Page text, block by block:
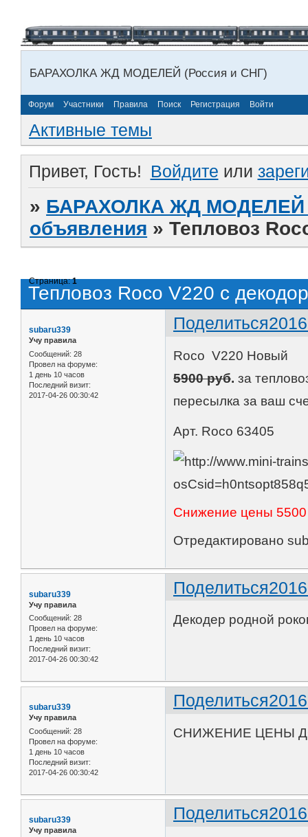
БАРАХОЛКА ЖД МОДЕЛЕЙ (Россия и СНГ)
Форум Участники Правила Поиск Регистрация Войти
Активные темы
Привет, Гость! Войдите или
» БАРАХОЛКА ЖД МОДЕЛЕЙ
объявления »Тепловоз
Тепловоз Roco V220 с
Страница:1
Поделиться
subaru339
Учу правила
Сообщений: 28
Провел на форуме:
1 день 10 часов
Последний визит:
2017-04-26 00:30:42
Roco V220 Новый
5900 руб. за
пересылка за ваш
Арт. Roco 63405
Снижение цены 5500
Отредактировано
Поделиться
subaru339
Учу правила
Сообщений: 28
Провел на форуме:
1 день 10 часов
Последний визит:
2017-04-26 00:30:42
Декодер родной
Поделиться
subaru339
Учу правила
Сообщений: 28
Провел на форуме:
1 день 10 часов
Последний визит:
2017-04-26 00:30:42
СНИЖЕНИЕ ЦЕНЫ
Поделиться
subaru339
Учу правила